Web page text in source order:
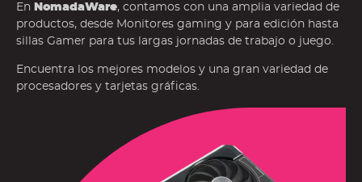
En NomadaWare, contamos con una amplia variedad de
productos, desde Monitores gaming y para edición hasta
sillas Gamer para tus largas jornadas de trabajo o juego.
Encuentra los mejores modelos y una gran variedad de
procesadores y tarjetas gráficas.